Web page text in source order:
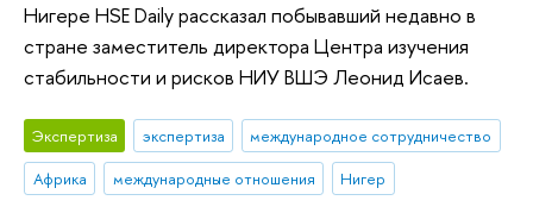
Нигере HSE Daily рассказал побывавший недавно в
стране заместитель директора Центра изучения
стабильности и рисков НИУ ВШЭ Леонид Исаев.
Экспертиза экспертиза
международное сотрудничество
Африка
международные отношения Нигер